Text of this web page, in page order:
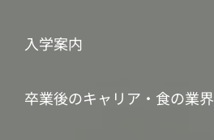
入学案内
卒業後のキャリア・食の業界